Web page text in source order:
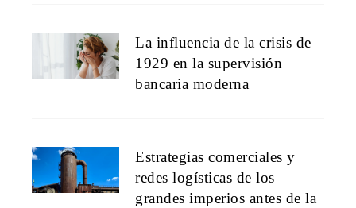
La influencia de la crisis de
1929 en la supervisión
bancaria moderna
Estrategias comerciales y
redes logísticas de los
grandes imperios antes de la